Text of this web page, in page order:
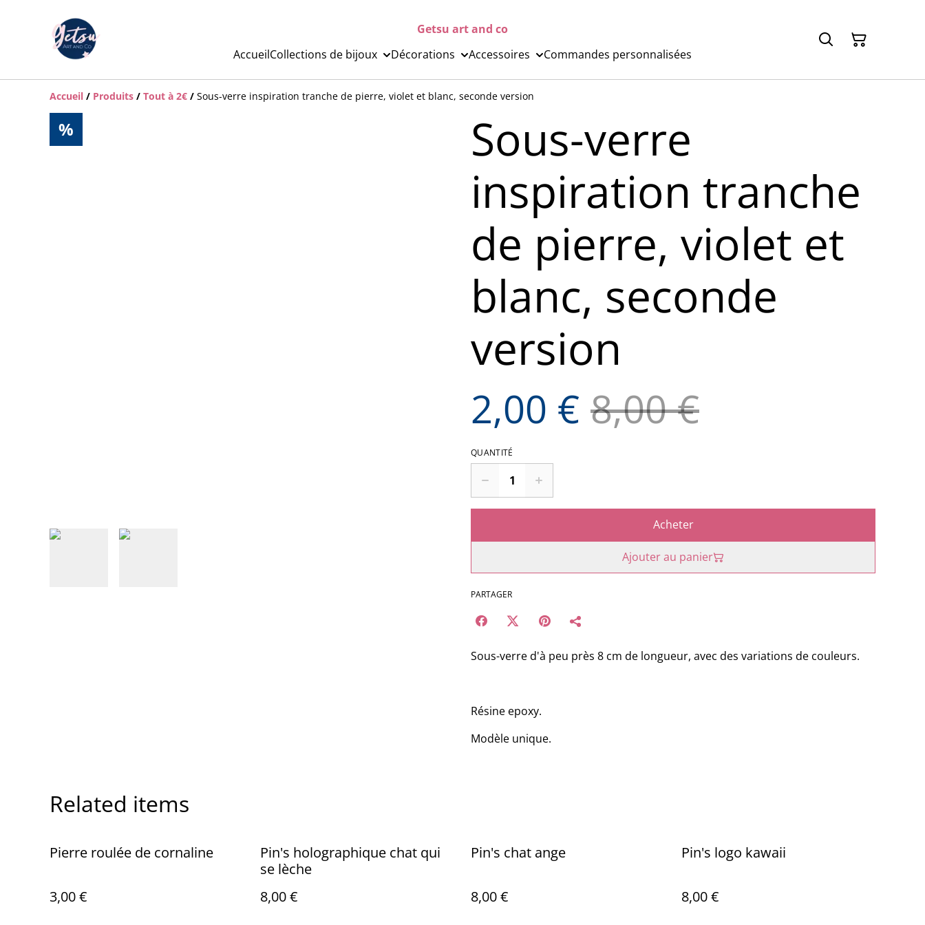
Getsu art and co
AccueilCollections de bijoux Décorations Accessoires Commandes personnalisées
Accueil / Produits / Tout à 2€ / Sous-verre inspiration tranche de pierre, violet et blanc, seconde version
%
Sous-verre
inspiration tranche
de pierre, violet et
blanc, seconde
version
2,00 € 8,00 €
QUANTITÉ
Acheter
Ajouter au panier
PARTAGER
Sous-verre d'à peu près 8 cm de longueur, avec des variations de couleurs.
Résine epoxy.
Modèle unique.
Related items
Pierre roulée de cornaline
3,00 €
Pin's holographique chat qui
se lèche
8,00 €
Pin's chat ange
8,00 €
Pin's logo kawaii
8,00 €